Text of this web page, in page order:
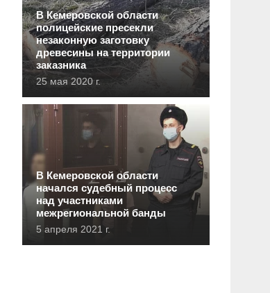
В Кемеровской области
полицейские пресекли
незаконную заготовку
древесины на территории
заказника
25 мая 2020 г.
В Кемеровской области
начался судебный процесс
над участниками
межрегиональной банды
5 апреля 2021 г.